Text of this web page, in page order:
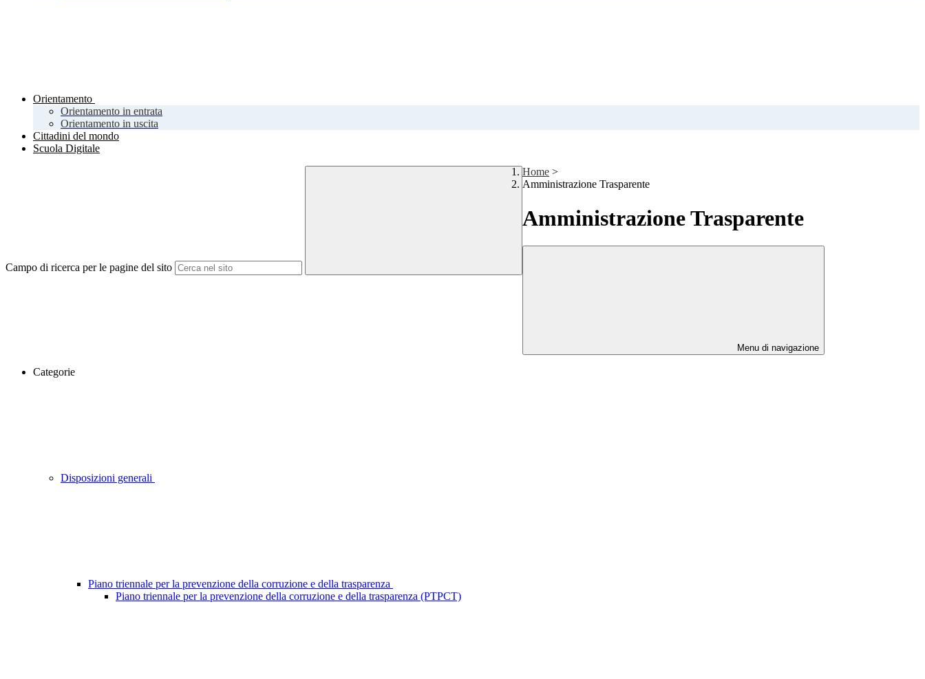
Orientamento
Orientamento in entrata
Orientamento in uscita
Cittadini del mondo
Scuola Digitale
Campo di ricerca per le pagine del sito
Home >
Amministrazione Trasparente
Amministrazione Trasparente
Menu di navigazione
Categorie
Disposizioni generali
Piano triennale per la prevenzione della corruzione e della trasparenza
Piano triennale per la prevenzione della corruzione e della trasparenza (PTPCT)